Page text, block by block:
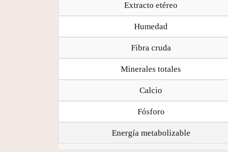
Extracto etéreo
Humedad
Fibra cruda
Minerales totales
Calcio
Fósforo
Energía metabolizable